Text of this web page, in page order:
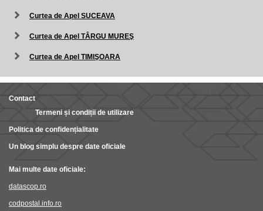
Curtea de Apel SUCEAVA
Curtea de Apel TÂRGU MUREŞ
Curtea de Apel TIMIŞOARA
Contact
Termeni și condiții de utilizare
Politica de confidențialitate
Un blog simplu despre date oficiale
Mai multe date oficiale:
datascop.ro
codpostal.info.ro